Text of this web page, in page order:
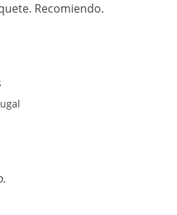
Recomiendo.